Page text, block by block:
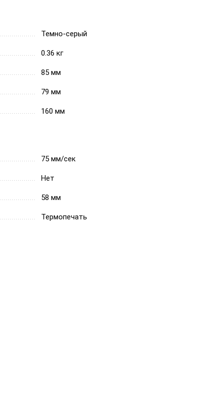
Темно-серый
0.36 кг
85 мм
79 мм
160 мм
75 мм/сек
Нет
58 мм
Термопечать